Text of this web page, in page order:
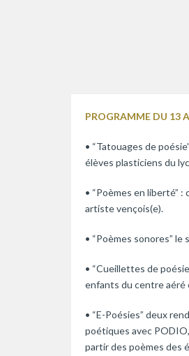
PROGRAMME DU 13
• “Tatouages de
élèves plasticiens du
• “Poèmes en liberté”
artiste vençois(e).
• “Poèmes sonores”
• “Cueillettes de
enfants du centre aéré
• “E-Poésies” deux
poétiques avec
partir des poèmes des